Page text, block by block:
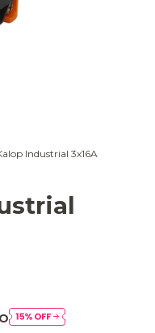
Industrial 3x16A